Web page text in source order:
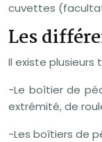
cuvettes
Les
Il existe plusieurs
-Le boîtier de
extrémité, de
-Les boîtiers de